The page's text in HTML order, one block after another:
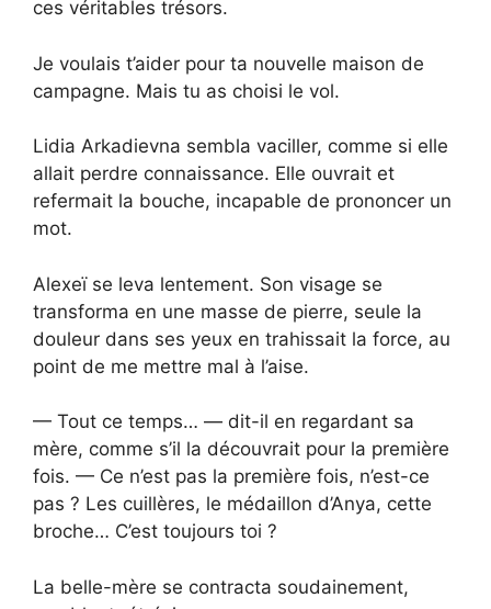
ces véritables trésors.
Je voulais t’aider pour ta nouvelle maison de
campagne. Mais tu as choisi le vol.
Lidia Arkadievna sembla vaciller, comme si elle
allait perdre connaissance. Elle ouvrait et
refermait la bouche, incapable de prononcer un
mot.
Alexeï se leva lentement. Son visage se
transforma en une masse de pierre, seule la
douleur dans ses yeux en trahissait la force, au
point de me mettre mal à l’aise.
— Tout ce temps… — dit-il en regardant sa
mère, comme s’il la découvrait pour la première
fois. — Ce n’est pas la première fois, n’est-ce
pas ? Les cuillères, le médaillon d’Anya, cette
broche… C’est toujours toi ?
La belle-mère se contracta soudainement,